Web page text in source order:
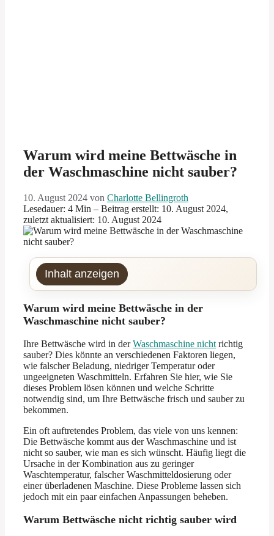
Warum wird meine Bettwäsche in
der Waschmaschine nicht sauber?
10. August 2024 von Charlotte Bellingroth
Lesedauer: 4 Min – Beitrag erstellt: 10. August 2024,
zuletzt aktualisiert: 10. August 2024
Inhalt anzeigen
Warum wird meine Bettwäsche in der
Waschmaschine nicht sauber?
Ihre Bettwäsche wird in derWaschmaschine nicht richtig
sauber? Dies könnte an verschiedenen Faktoren liegen,
wie falscher Beladung, niedriger Temperatur oder
ungeeigneten Waschmitteln. Erfahren Sie hier, wie Sie
dieses Problem lösen können und welche Schritte
notwendig sind, um Ihre Bettwäsche frisch und sauber zu
bekommen.
Ein oft auftretendes Problem, das viele von uns kennen:
Die Bettwäsche kommt aus der Waschmaschine und ist
nicht so sauber, wie man es sich wünscht. Häufig liegt die
Ursache in der Kombination aus zu geringer
Waschtemperatur, falscher Waschmitteldosierung oder
einer überladenen Maschine. Diese Probleme lassen sich
jedoch mit ein paar einfachen Anpassungen beheben.
Warum Bettwäsche nicht richtig sauber wird